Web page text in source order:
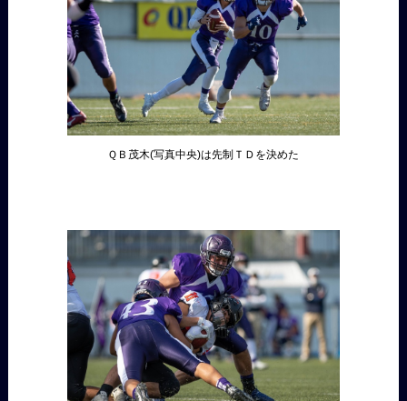
ＱＢ茂木(写真中央)は先制ＴＤを決めた